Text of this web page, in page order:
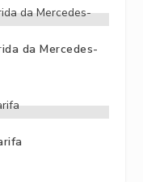
da Mercedes-